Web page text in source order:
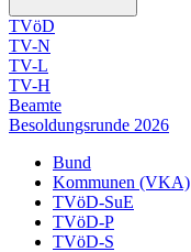
TVöD
TV-N
TV-L
TV-H
Beamte
Besoldungsrunde 2026
Bund
Kommunen (VKA)
TVöD-SuE
TVöD-P
TVöD-S